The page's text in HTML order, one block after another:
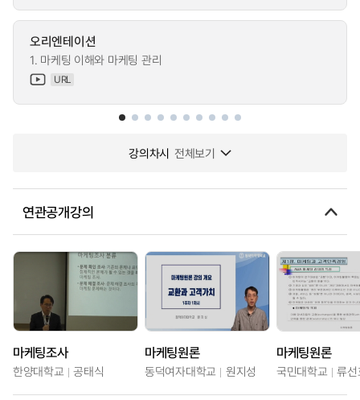
오리엔테이션
1. 마케팅 이해와 마케팅 관리
URL
강의차시 전체보기
연관공개강의
마케팅조사
한양대학교 공태식
마케팅원론
동덕여자대학교 원지성
마케팅원론
국민대학교 류